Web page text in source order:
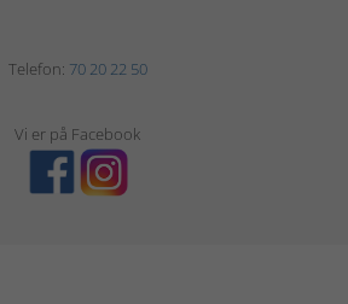
Telefon: 70 20 22 50
Vi er på Facebook